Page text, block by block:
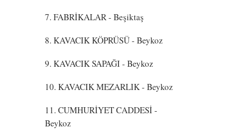
7. FABRİKALAR- Beşiktaş
8. KAVACIK KÖPRÜSÜ- Beykoz
9. KAVACIK SAPAĞI- Beykoz
10. KAVACIK MEZARLIK- Beykoz
11. CUMHURİYET CADDESİ-
Beykoz